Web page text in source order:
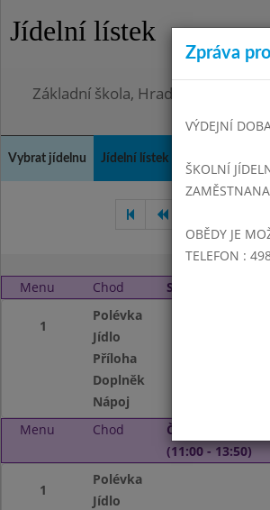
Jídelní lístek
Základní škola, Hradec Králové,
Vybrat jídelnu Jídelní lístek
Menu Chod Středa 1. 4. 2020
1
Polévka
Jídlo
Příloha
Doplněk
Nápoj
Menu
Chod
Čtvrtek 2. 4. 2020
(11:00 - 13:50)
1
Polévka
Jídlo
Zpráva
VÝDEJNÍ
ŠKOLNÍ
OBĚDY JE
TELEFON :